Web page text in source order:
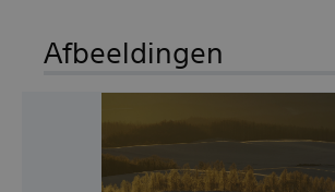
Afbeeldingen